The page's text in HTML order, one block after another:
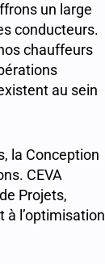
un large
conducteurs.
chauffeurs
au sein
la Conception
CEVA
Projets,
à l’optimisation